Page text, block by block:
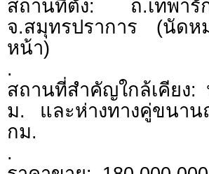
สถานที่ตั้ง: ถ.เทพา
จ.สมุทรปราการ (นัดหม
หน้า)
.
สถานที่สำคัญใกล้เคียง:
ม. และห่างทางคู่ขนา
กม.
.